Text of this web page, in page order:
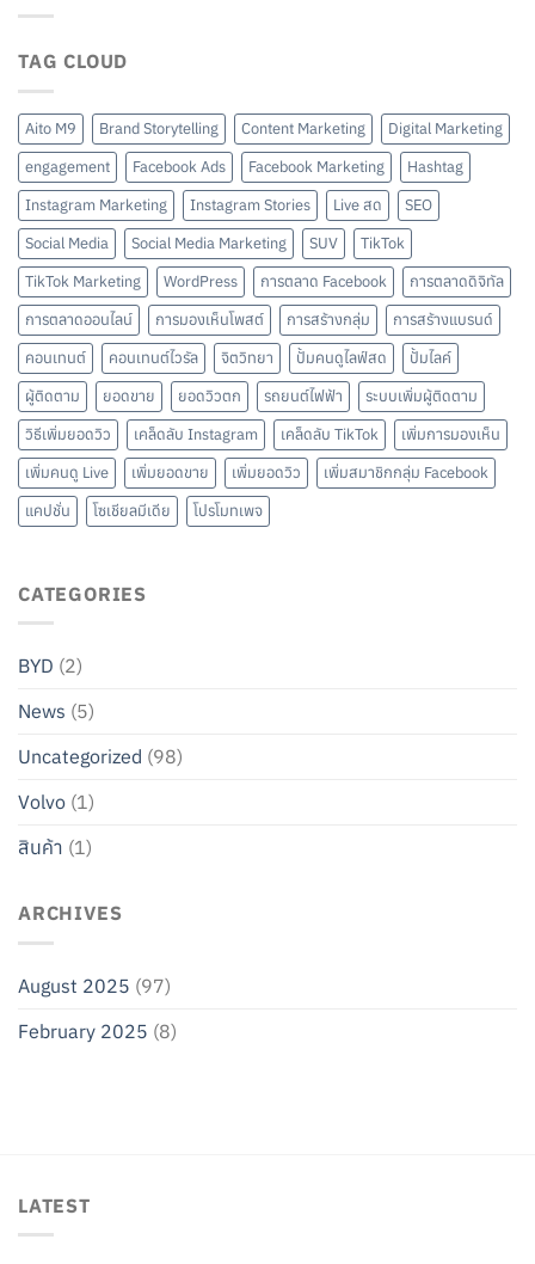
TAG CLOUD
Aito M9 Brand Storytelling Content Marketing
Digital Marketing
engagement
Facebook Ads Facebook Marketing
Hashtag
Instagram Marketing
Instagram Stories Live สด
SEO
Social Media
Social Media Marketing SUV
TikTok
TikTok Marketing
WordPress การตลาด Facebook
การตลาดดิจิทัล
การตลาดออนไลน์
การมองเห็นโพสต์ การสร้างกลุ่ม
การสร้างแบรนด์
คอนเทนต์
คอนเทนต์ไวรัล จิตวิทยา ปั้มคนดูไลฟ์สด
ปั้มไลค์
ผู้ติดตาม
ยอดขาย ยอดวิวตก รถยนต์ไฟฟ้า
ระบบเพิ่มผู้ติดตาม
วิธีเพิ่มยอดวิว
เคล็ดลับ Instagram เคล็ดลับ TikTok
เพิ่มการมองเห็น
เพิ่มคนดู Live
เพิ่มยอดขาย เพิ่มยอดวิว
เพิ่มสมาชิกกลุ่ม Facebook
แคปชั่น
โซเชียลมีเดีย โปรโมทเพจ
CATEGORIES
BYD (2)
News (5)
Uncategorized (98)
Volvo (1)
สินค้า (1)
ARCHIVES
August 2025 (97)
February 2025 (8)
LATEST